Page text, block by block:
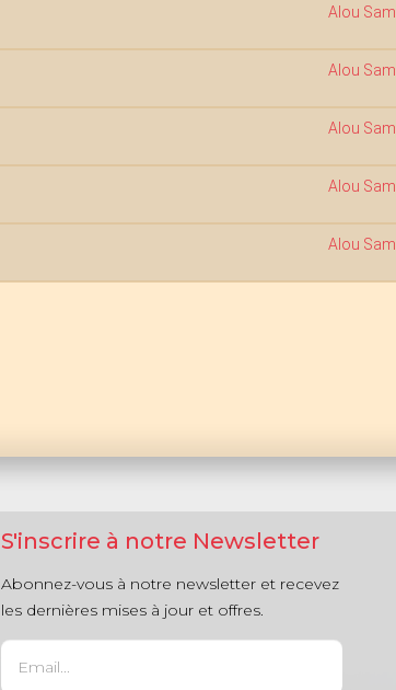
Alou Sam
Alou Sam
Alou Sam
Alou Sam
Alou Sam
S'inscrire à notre Newsletter
Abonnez-vous à notre newsletter et recevez
les dernières mises à jour et offres.